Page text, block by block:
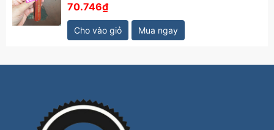
70.746₫
Cho vào giỏ Mua ngay